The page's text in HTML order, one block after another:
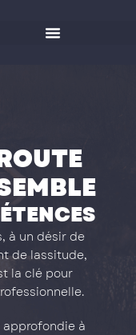
à un désir de
de lassitude,
la clé pour
approfondie à